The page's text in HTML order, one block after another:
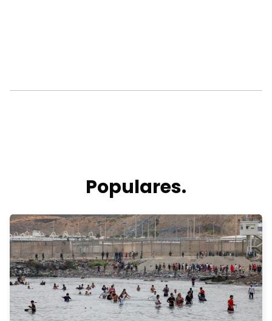
Populares.